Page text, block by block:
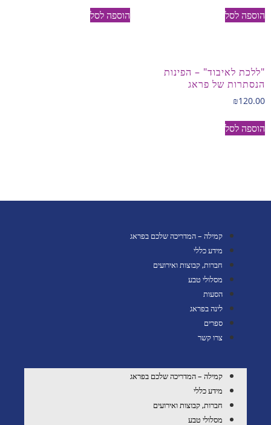
הוספה לסל הוספה לסל
"ללכת לאיבוד" – הפינות
הנסתרות של פראג
₪120.00
הוספה לסל
קמילה – המדריכה שלכם בפראג
מידע כללי
חברות, קבוצות ואירועים
מסלולי טבע
הסעות
לינה בפראג
ספרים
צרו קשר
קמילה – המדריכה שלכם בפראג
מידע כללי
חברות, קבוצות ואירועים
מסלולי טבע